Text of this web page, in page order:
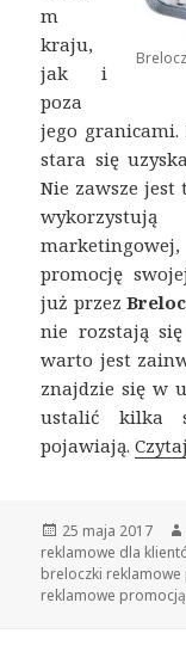
m
kraju,
jak i
poza
jego
stara się
Nie zawsze
promocję
już przez
nie rozstają
warto jest
znajdzie się w
ustalić kilka
pojawiają.
Opublikowano
25 maja 2017
reklamowe dla
breloczki
reklamowe